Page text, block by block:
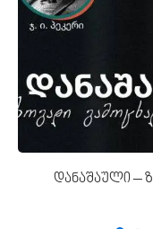
დანაშაული –